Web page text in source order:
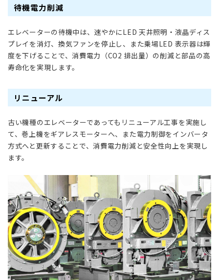
待機電力削減
エレベーターの待機中は、速やかにLED 天井照明・液晶ディス
プレイを消灯、換気ファンを停止し、また乗場LED 表示器は輝
度を下げることで、消費電力（CO2 排出量）の削減と部品の高
寿命化を実現します。
リニューアル
古い機種のエレベーターであってもリニューアル工事を実施し
て、巻上機をギアレスモーターへ、また電力制御をインバータ
方式へと更新することで、消費電力削減と安全性向上を実現し
ます。